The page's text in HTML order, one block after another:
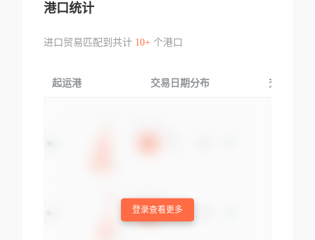
港口统计
进口贸易匹配到共计 10+个港口
起运港 交易日期分布 交易产品
登录查看更多